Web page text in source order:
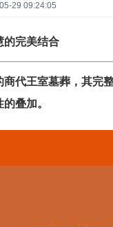
29 09:24:05
的完美结合
代王室墓葬，其完
叠加。